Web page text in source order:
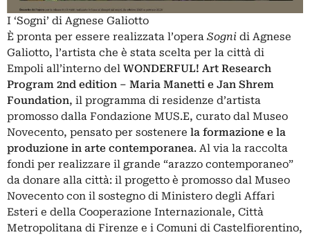
I ‘Sogni’ di Agnese Galiotto
È pronta per essere realizzata l’opera Sogni di Agnese
Galiotto, l’artista che è stata scelta per la città di
Empoli all’interno del WONDERFUL! Art Research
Program 2nd edition – Maria Manetti e Jan Shrem
Foundation, il programma di residenze d’artista
promosso dalla Fondazione MUS.E, curato dal Museo
Novecento, pensato per sostenere la formazione e la
produzione in arte contemporanea. Al via la raccolta
fondi per realizzare il grande “arazzo contemporaneo”
da donare alla città: il progetto è promosso dal Museo
Novecento con il sostegno di Ministero degli Affari
Esteri e della Cooperazione Internazionale, Città
Metropolitana di Firenze e i Comuni di Castelfiorentino,